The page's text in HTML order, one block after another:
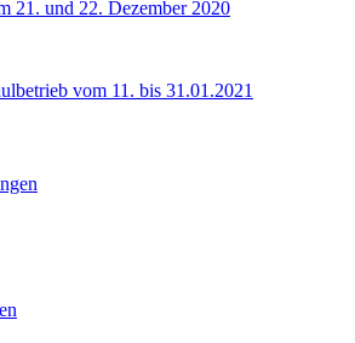
21. und 22. Dezember 2020
vom 11. bis 31.01.2021